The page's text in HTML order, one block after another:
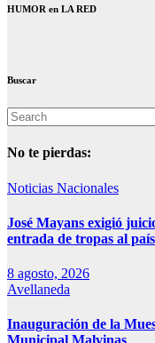
HUMOR en LA RED
Buscar
No te pierdas:
Noticias Nacionales
José Mayans exigió
entrada de tropas al
8 agosto, 2026
Avellaneda
Inauguración de la